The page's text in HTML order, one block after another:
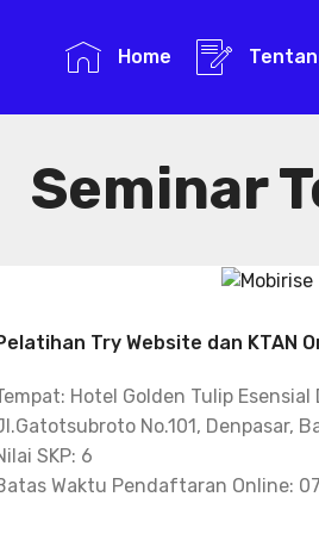
Home
Seminar
Try Website dan KTAN
Hotel Golden Tulip Esensial
No.101, Denpasar,
SKP: 6
Waktu Pendaftaran Online: